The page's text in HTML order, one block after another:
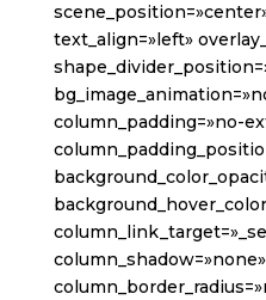
text_align=»left»
column_padding=»no-
column_shadow=»none»